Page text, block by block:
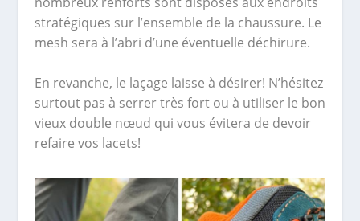
stratégiques sur l’ensemble de la chaussure. Le
mesh sera à l’abri d’une éventuelle déchirure.
En revanche, le laçage laisse à désirer! N’hésitez
surtout pas à serrer très fort ou à utiliser le bon
vieux double nœud qui vous évitera de devoir
refaire vos lacets!